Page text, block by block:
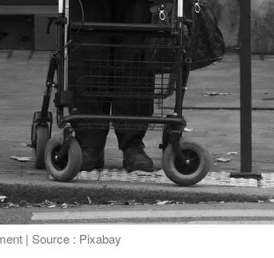
| Source : Pixabay